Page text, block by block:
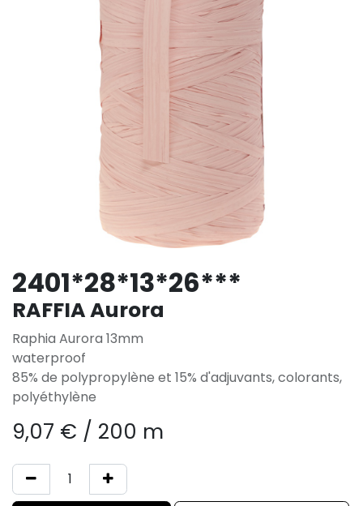
2401*28*13*26***
RAFFIA Aurora
Raphia Aurora 13mm
waterproof
85% de polypropylène et 15% d'adjuvants, colorants,
polyéthylène
9,07 € / 200 m